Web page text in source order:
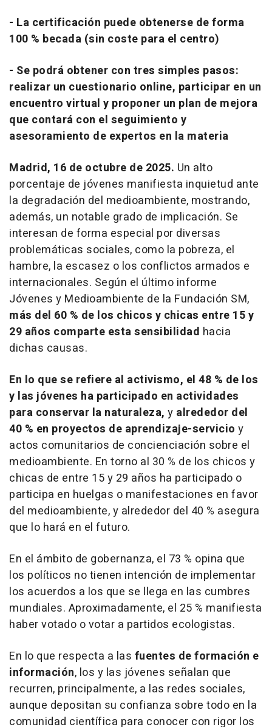
- La certificación puede obtenerse de forma
100 % becada (sin coste para el centro)
- Se podrá obtener con tres simples pasos:
realizar un cuestionario online, participar en un
encuentro virtual y proponer un plan de mejora
que contará con el seguimiento y
asesoramiento de expertos en la materia
Madrid, 16 de octubre de 2025. Un alto
porcentaje de jóvenes manifiesta inquietud ante
la degradación del medioambiente, mostrando,
además, un notable grado de implicación. Se
interesan de forma especial por diversas
problemáticas sociales, como la pobreza, el
hambre, la escasez o los conflictos armados e
internacionales. Según el último informe
Jóvenes y Medioambiente de la Fundación SM,
más del 60 % de los chicos y chicas entre 15 y
29 años comparte esta sensibilidad hacia
dichas causas.
En lo que se refiere al activismo, el 48 % de los
y las jóvenes ha participado en actividades
para conservar la naturaleza, y alrededor del
40 % en proyectos de aprendizaje-servicio y
actos comunitarios de concienciación sobre el
medioambiente. En torno al 30 % de los chicos y
chicas de entre 15 y 29 años ha participado o
participa en huelgas o manifestaciones en favor
del medioambiente, y alrededor del 40 % asegura
que lo hará en el futuro.
En el ámbito de gobernanza, el 73 % opina que
los políticos no tienen intención de implementar
los acuerdos a los que se llega en las cumbres
mundiales. Aproximadamente, el 25 % manifiesta
haber votado o votar a partidos ecologistas.
En lo que respecta a las fuentes de formación e
información, los y las jóvenes señalan que
recurren, principalmente, a las redes sociales,
aunque depositan su confianza sobre todo en la
comunidad científica para conocer con rigor los